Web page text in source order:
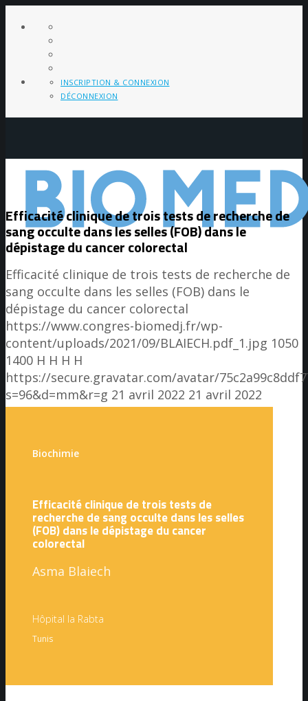
INSCRIPTION & CONNEXION
DÉCONNEXION
Efficacité clinique de trois tests de recherche de
sang occulte dans les selles (FOB) dans le
dépistage du cancer colorectal
Efficacité clinique de trois tests de recherche de
sang occulte dans les selles (FOB) dans le
dépistage du cancer colorectal
https://www.congres-biomedj.fr/wp-
content/uploads/2021/09/BLAIECH.pdf_1.jpg 1050
1400 H H H H
https://secure.gravatar.com/avatar/
s=96&d=mm&r=g 21 avril 2022 21 avril 2022
Biochimie
Efficacité clinique de trois tests de
recherche de sang occulte dans les selles
(FOB) dans le dépistage du cancer
colorectal
Asma Blaiech
Hôpital la Rabta
Tunis